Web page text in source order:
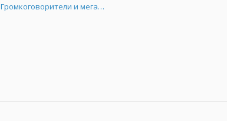
Громкоговорители и мегафоны